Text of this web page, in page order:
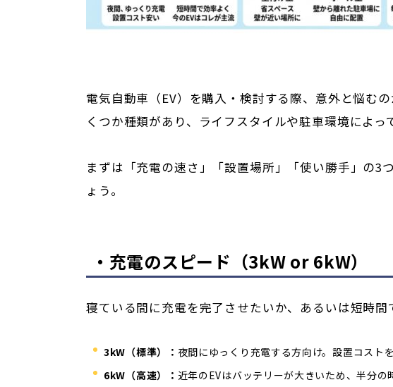
電気自動車（EV）を購入・検討する際、意外と悩む
くつか種類があり、ライフスタイルや駐車環境によっ
まずは「充電の速さ」「設置場所」「使い勝手」の3
ょう。
・充電のスピード（3kW or 6kW）
寝ている間に充電を完了させたいか、あるいは短時
3kW（標準）： 夜間にゆっくり充電する方向け。設置コスト
6kW（高速）： 近年のEVはバッテリーが大きいため、半分の